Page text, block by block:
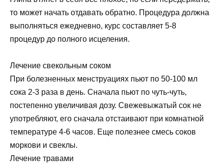
то может начать отдавать обратно. Процедура должна
выполняться ежедневно, курс составляет 5-8
процедур до полного исцеления.
Лечение свекольным соком
При болезненных менструациях пьют по 50-100 мл
сока 2-3 раза в день. Сначала пьют по чуть-чуть,
постепенно увеличивая дозу. Свежевыжатый сок не
употребляют, его сначала отстаивают при комнатной
температуре 4-6 часов. Еще полезнее смесь соков
моркови и свеклы.
Лечение травами